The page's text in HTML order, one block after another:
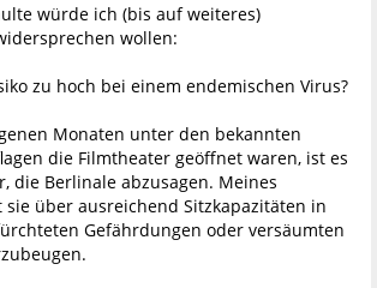
würde ich (bis auf weiteres)
wollen:
zu hoch bei einem endemischen Virus?
Monaten unter den bekannten
die Filmtheater geöffnet waren, ist es
die Berlinale abzusagen. Meines
sie über ausreichend Sitzkapazitäten in
Gefährdungen oder versäumten